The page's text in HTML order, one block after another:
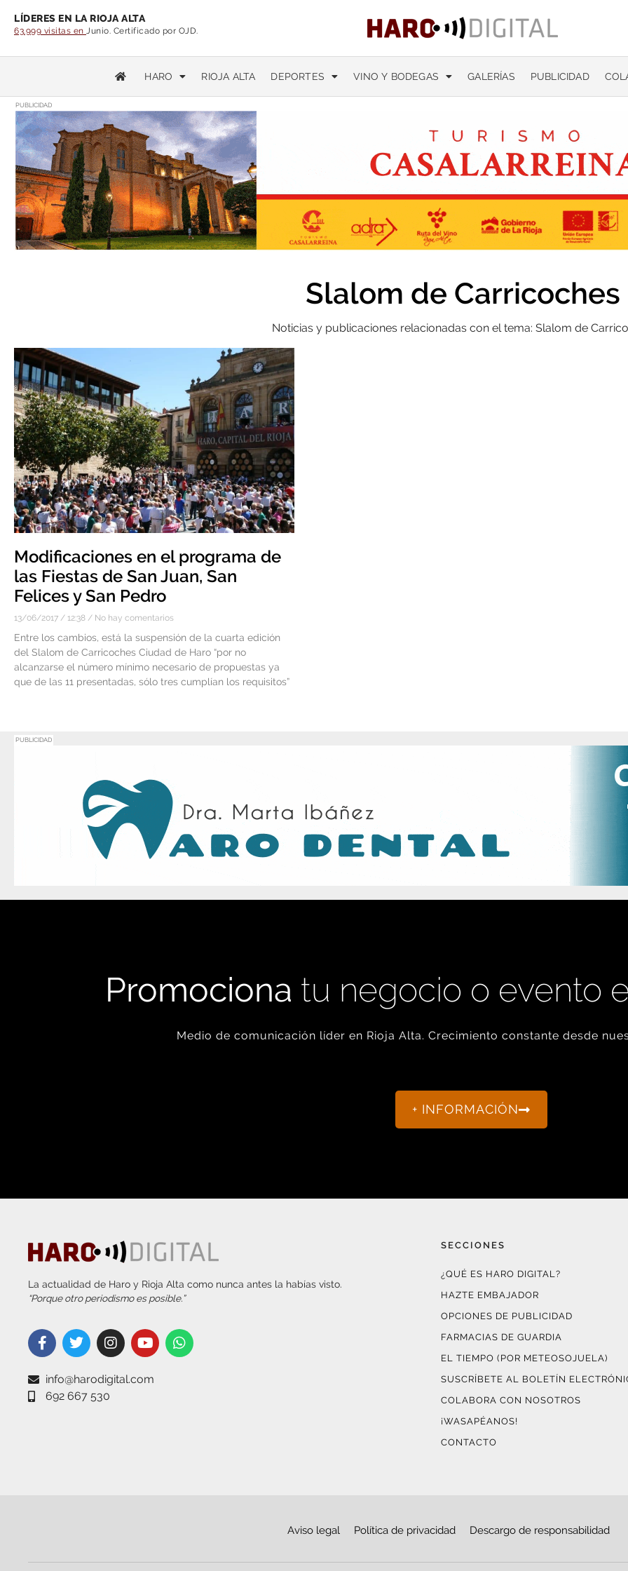
LÍDERES EN LA RIOJA ALTA
63.999 visitas en Junio. Certificado por OJD.
HARO RIOJA ALTA DEPORTES VINO Y BODEGAS GALERÍAS PUBLICIDAD
PUBLICIDAD
Slalom de Carricoches
Noticias y publicaciones relacionadas con el tema: Slalom de
Modificaciones en el programa de
las Fiestas de San Juan, San
Felices y San Pedro
13/06/2017 12:38 No hay comentarios
Entre los cambios, está la suspensión de la cuarta edición
del Slalom de Carricoches Ciudad de Haro “por no
alcanzarse el número mínimo necesario de propuestas ya
que de las 11 presentadas, sólo tres cumplían los requisitos”
PUBLICIDAD
Promociona tu negocio o evento
Medio de comunicación líder en Rioja Alta. Crecimiento constante desde
+ INFORMACIÓN
La actualidad de Haro y Rioja Alta como nunca antes la habías visto.
“Porque otro periodismo es posible.”
info@harodigital.com
692 667 530
SECCIONES
¿QUÉ ES HARO DIGITAL?
HAZTE EMBAJADOR
OPCIONES DE PUBLICIDAD
FARMACIAS DE GUARDIA
EL TIEMPO (POR METEOSOJUELA)
SUSCRÍBETE AL BOLETÍN
COLABORA CON NOSOTROS
¡WASAPÉANOS!
CONTACTO
Aviso legal Política de privacidad Descargo de responsabilidad